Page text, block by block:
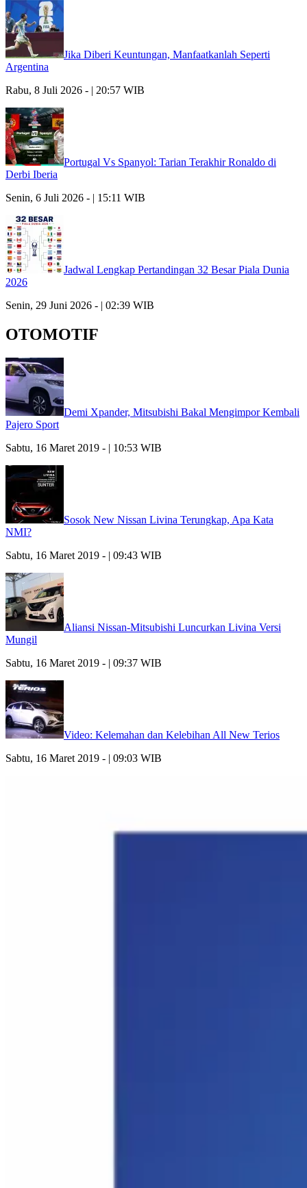
Jika Diberi Keuntungan, Manfaatkanlah Seperti
Argentina
Rabu, 8 Juli 2026 - | 20:57 WIB
Portugal Vs Spanyol: Tarian Terakhir Ronaldo di
Derbi Iberia
Senin, 6 Juli 2026 - | 15:11 WIB
Jadwal Lengkap Pertandingan 32 Besar Piala Dunia
2026
Senin, 29 Juni 2026 - | 02:39 WIB
OTOMOTIF
Demi Xpander, Mitsubishi Bakal Mengimpor Kembali
Pajero Sport
Sabtu, 16 Maret 2019 - | 10:53 WIB
Sosok New Nissan Livina Terungkap, Apa Kata
NMI?
Sabtu, 16 Maret 2019 - | 09:43 WIB
Aliansi Nissan-Mitsubishi Luncurkan Livina Versi
Mungil
Sabtu, 16 Maret 2019 - | 09:37 WIB
Video: Kelemahan dan Kelebihan All New Terios
Sabtu, 16 Maret 2019 - | 09:03 WIB